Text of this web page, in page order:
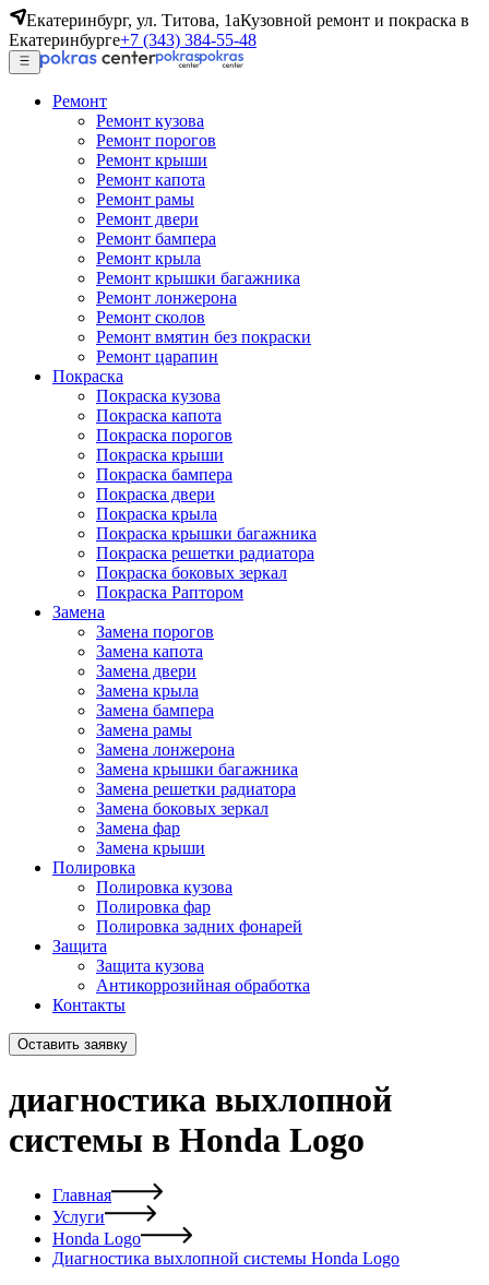
Екатеринбург, ул. Титова, 1аКузовной ремонт и покраска в
Екатеринбурге+7 (343) 384-55-48
Ремонт
Ремонт кузова
Ремонт порогов
Ремонт крыши
Ремонт капота
Ремонт рамы
Ремонт двери
Ремонт бампера
Ремонт крыла
Ремонт крышки багажника
Ремонт лонжерона
Ремонт сколов
Ремонт вмятин без покраски
Ремонт царапин
Покраска
Покраска кузова
Покраска капота
Покраска порогов
Покраска крыши
Покраска бампера
Покраска двери
Покраска крыла
Покраска крышки багажника
Покраска решетки радиатора
Покраска боковых зеркал
Покраска Раптором
Замена
Замена порогов
Замена капота
Замена двери
Замена крыла
Замена бампера
Замена рамы
Замена лонжерона
Замена крышки багажника
Замена решетки радиатора
Замена боковых зеркал
Замена фар
Замена крыши
Полировка
Полировка кузова
Полировка фар
Полировка задних фонарей
Защита
Защита кузова
Антикоррозийная обработка
Контакты
Оставить заявку
диагностика выхлопной
системы в Honda Logo
Главная
Услуги
Honda Logo
Диагностика выхлопной системы Honda Logo